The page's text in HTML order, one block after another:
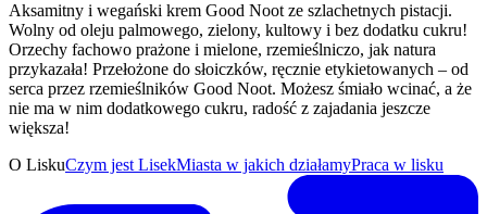
Aksamitny i wegański krem Good Noot ze szlachetnych pistacji.
Wolny od oleju palmowego, zielony, kultowy i bez dodatku cukru!
Orzechy fachowo prażone i mielone, rzemieślniczo, jak natura
przykazała! Przełożone do słoiczków, ręcznie etykietowanych – od
serca przez rzemieślników Good Noot. Możesz śmiało wcinać, a że
nie ma w nim dodatkowego cukru, radość z zajadania jeszcze
większa!
O LiskuCzym jest LisekMiasta w jakich działamyPraca w lisku